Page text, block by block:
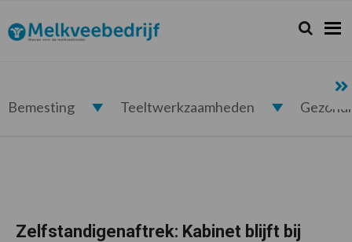
de
hoofdnavigatie
de
hoofd
de
eerste
de
voettekst
Melkveebedrijf.nl Zoeken...
Zoek
Bemesting Teeltwerkzaamheden
Zelfstandigenaftrek: Kabinet blijft bij